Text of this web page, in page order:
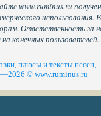
www.ruminus.ru
Ответственность за
конечных пользователей.
плюсы и тексты песен,
© www.ruminus.ru